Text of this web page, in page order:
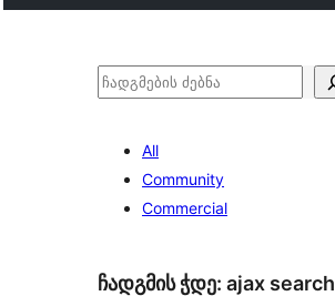
ძებნა
All
Community
Commercial
ჩადგმის ჭდე: ajax search